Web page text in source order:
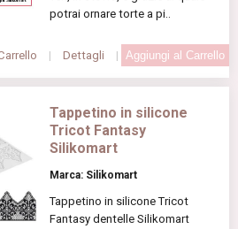
potrai ornare torte a pi..
| Dettagli |
Tappetino in silicone
Tricot Fantasy
Silikomart
Marca: Silikomart
Tappetino in silicone Tricot
Fantasy dentelle Silikomart